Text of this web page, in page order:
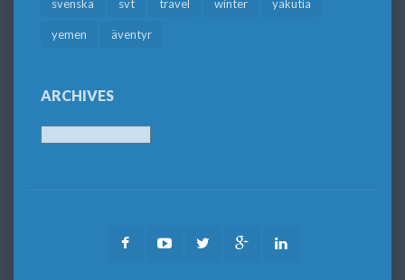
svenska svt travel winter yakutia
yemen äventyr
ARCHIVES
FacebookYoutubeTwitter Google